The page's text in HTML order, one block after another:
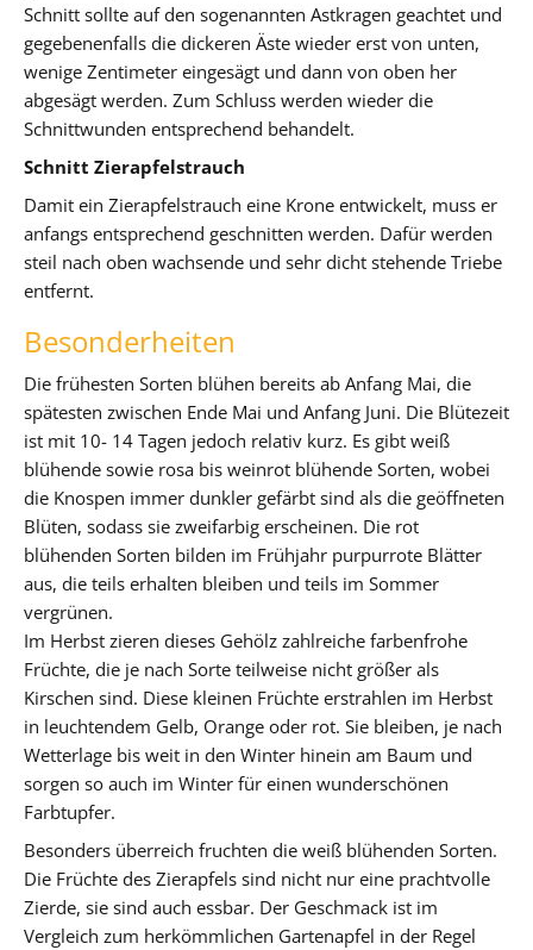
Schnitt sollte auf den sogenannten Astkragen geachtet und
gegebenenfalls die dickeren Äste wieder erst von unten,
wenige Zentimeter eingesägt und dann von oben her
abgesägt werden. Zum Schluss werden wieder die
Schnittwunden entsprechend behandelt.
Schnitt Zierapfelstrauch
Damit ein Zierapfelstrauch eine Krone entwickelt, muss er
anfangs entsprechend geschnitten werden. Dafür werden
steil nach oben wachsende und sehr dicht stehende Triebe
entfernt.
Besonderheiten
Die frühesten Sorten blühen bereits ab Anfang Mai, die
spätesten zwischen Ende Mai und Anfang Juni. Die Blütezeit
ist mit 10- 14 Tagen jedoch relativ kurz. Es gibt weiß
blühende sowie rosa bis weinrot blühende Sorten, wobei
die Knospen immer dunkler gefärbt sind als die geöffneten
Blüten, sodass sie zweifarbig erscheinen. Die rot
blühenden Sorten bilden im Frühjahr purpurrote Blätter
aus, die teils erhalten bleiben und teils im Sommer
vergrünen.
Im Herbst zieren dieses Gehölz zahlreiche farbenfrohe
Früchte, die je nach Sorte teilweise nicht größer als
Kirschen sind. Diese kleinen Früchte erstrahlen im Herbst
in leuchtendem Gelb, Orange oder rot. Sie bleiben, je nach
Wetterlage bis weit in den Winter hinein am Baum und
sorgen so auch im Winter für einen wunderschönen
Farbtupfer.
Besonders überreich fruchten die weiß blühenden Sorten.
Die Früchte des Zierapfels sind nicht nur eine prachtvolle
Zierde, sie sind auch essbar. Der Geschmack ist im
Vergleich zum herkömmlichen Gartenapfel in der Regel